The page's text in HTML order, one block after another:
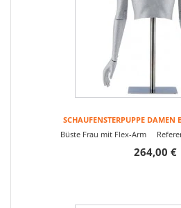
SCHAUFENSTERPUPPE DAMEN
Büste Frau mit Flex-Arm
264,00 €